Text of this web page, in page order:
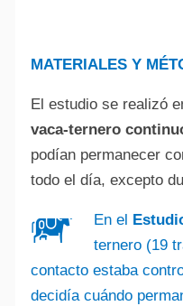
MATERIALES Y
El estudio se realizó
vaca-ternero
podían permanecer
todo el día, excepto
En el
ternero (19
contacto estaba
decidía cuándo